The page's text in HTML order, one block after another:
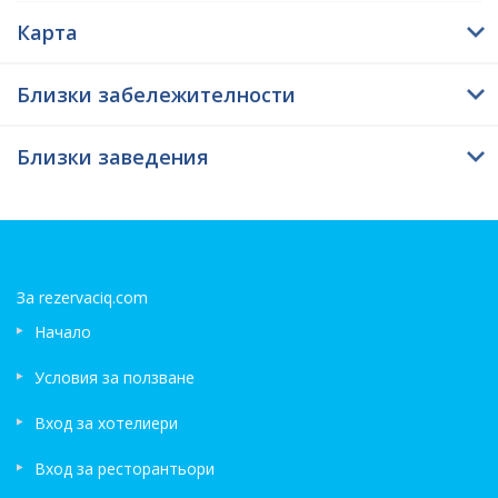
Карта
Близки забележителности
Близки заведения
За rezervaciq.com
Начало
Условия за ползване
Вход за хотелиери
Вход за ресторантьори